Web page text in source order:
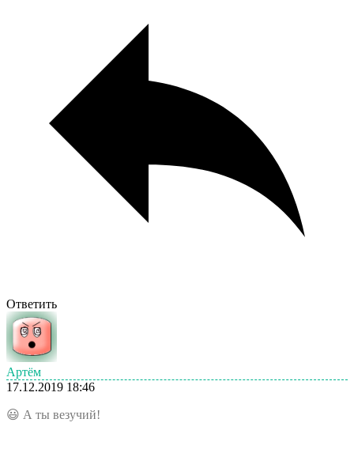
Ответить
Артём
17.12.2019 18:46
😃 А ты везучий!